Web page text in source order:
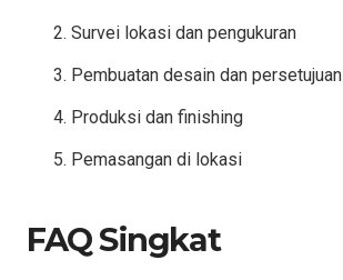
Survei lokasi dan pengukuran
Pembuatan desain dan persetujuan
Produksi dan finishing
Pemasangan di lokasi
FAQ Singkat